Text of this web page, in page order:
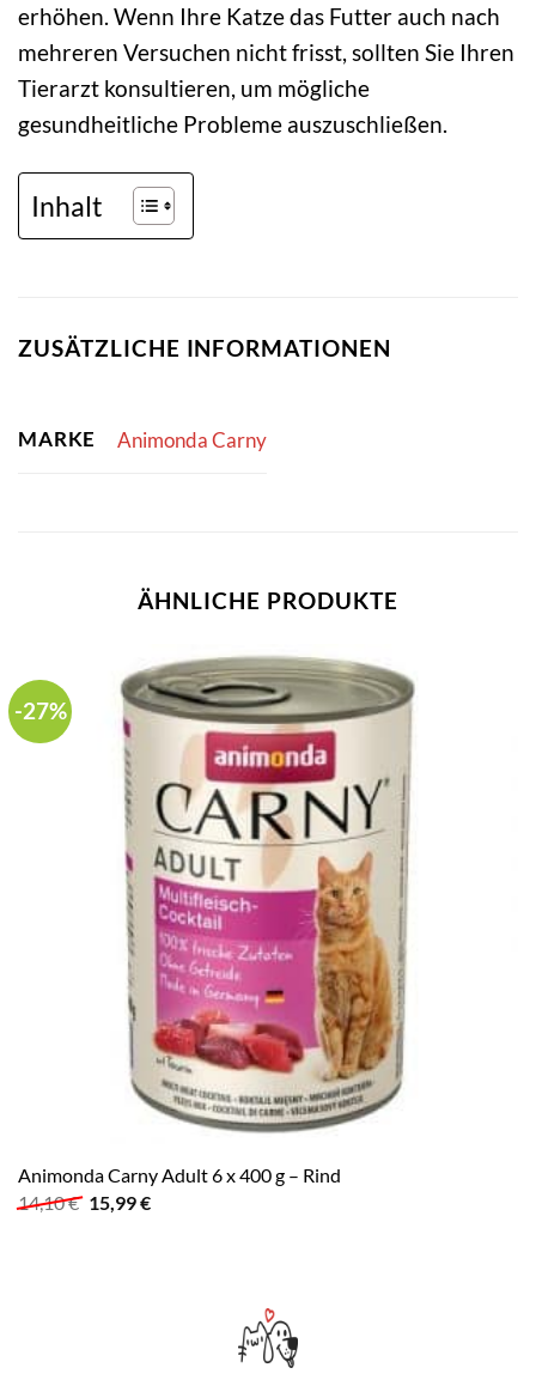
erhöhen. Wenn Ihre Katze das Futter auch nach
mehreren Versuchen nicht frisst, sollten Sie Ihren
Tierarzt konsultieren, um mögliche
gesundheitliche Probleme auszuschließen.
Inhalt
ZUSÄTZLICHE INFORMATIONEN
MARKE Animonda Carny
ÄHNLICHE PRODUKTE
-27%
Animonda Carny Adult 6 x 400 g – Rind
14,10€ Ursprünglicher
Preis
15,99€Aktueller